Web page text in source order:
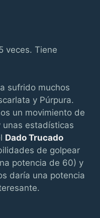
veces. Tiene
sufrido muchos
y Púrpura.
un movimiento de
unas estadísticas
Dado Trucado
de golpear
potencia de 60) y
daría una potencia